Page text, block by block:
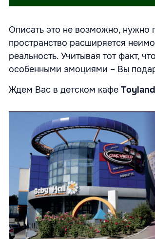
Описать это не возможно, нужно
пространство расширяется
реальность. Учитывая тот факт,
особенными эмоциями – Вы
Ждем Вас в детском кафе Toyland